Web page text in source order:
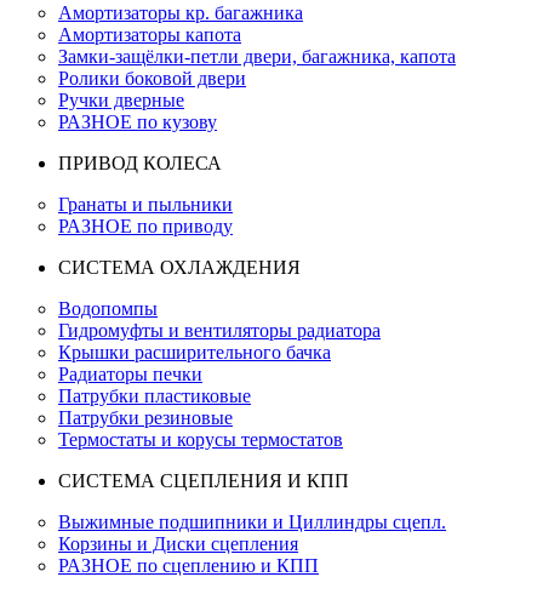
Амортизаторы кр. багажника
Амортизаторы капота
Замки-защёлки-петли двери, багажника, капота
Ролики боковой двери
Ручки дверные
РАЗНОЕ по кузову
ПРИВОД КОЛЕСА
Гранаты и пыльники
РАЗНОЕ по приводу
СИСТЕМА ОХЛАЖДЕНИЯ
Водопомпы
Гидромуфты и вентиляторы радиатора
Крышки расширительного бачка
Радиаторы печки
Патрубки пластиковые
Патрубки резиновые
Термостаты и корусы термостатов
СИСТЕМА СЦЕПЛЕНИЯ И КПП
Выжимные подшипники и Циллиндры сцепл.
Корзины и Диски сцепления
РАЗНОЕ по сцеплению и КПП